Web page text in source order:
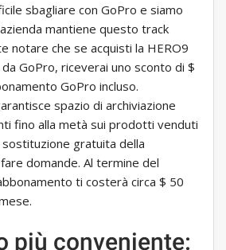
sbagliare con GoPro e siamo
mantiene questo track
notare che se acquisti la HERO9
GoPro, riceverai uno sconto di $
GoPro incluso.
spazio di archiviazione
fino alla metà sui prodotti venduti
gratuita della
domande. Al termine del
ti costerà circa $ 50
più conveniente: